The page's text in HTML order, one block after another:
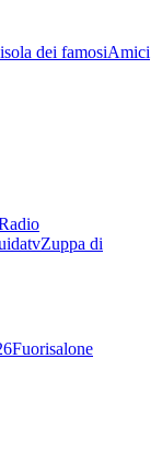
dei famosiAmici
Zuppa di
Fuorisalone